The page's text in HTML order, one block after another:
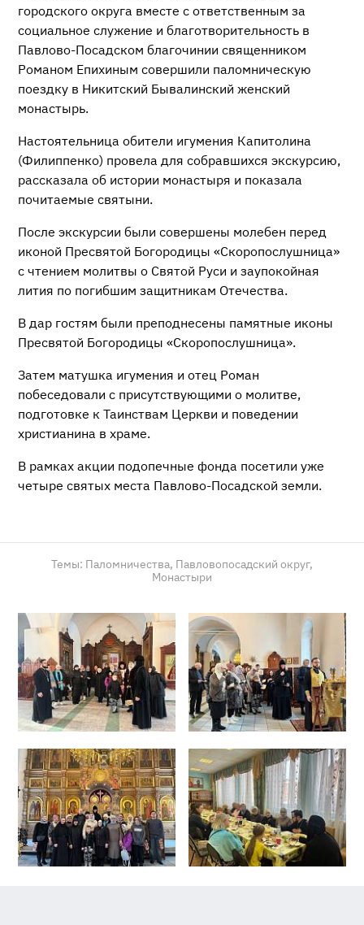
городского округа вместе с ответственным за
социальное служение и благотворительность в
Павлово-Посадском благочинии священником
Романом Епихиным совершили паломническую
поездку в Никитский Бывалинский женский
монастырь.
Настоятельница обители игумения Капитолина
(Филиппенко) провела для собравшихся экскурсию,
рассказала об истории монастыря и показала
почитаемые святыни.
После экскурсии были совершены молебен перед
иконой Пресвятой Богородицы «Скоропослушница»
с чтением молитвы о Святой Руси и заупокойная
лития по погибшим защитникам Отечества.
В дар гостям были преподнесены памятные иконы
Пресвятой Богородицы «Скоропослушница».
Затем матушка игумения и отец Роман
побеседовали с присутствующими о молитве,
подготовке к Таинствам Церкви и поведении
христианина в храме.
В рамках акции подопечные фонда посетили уже
четыре святых места Павлово-Посадской земли.
Темы: Паломничества, Павловопосадский округ,
Монастыри